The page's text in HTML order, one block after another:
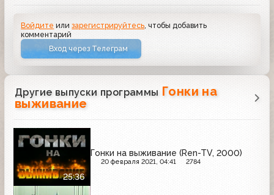
Войдите илизарегистрируйтесь , чтобы добавить
комментарий
Вход через Телеграм
Другие выпуски программы Гонки на
выживание
25:36
Гонки на выживание (Ren-TV, 2000)
20 февраля 2021, 04:41 2784